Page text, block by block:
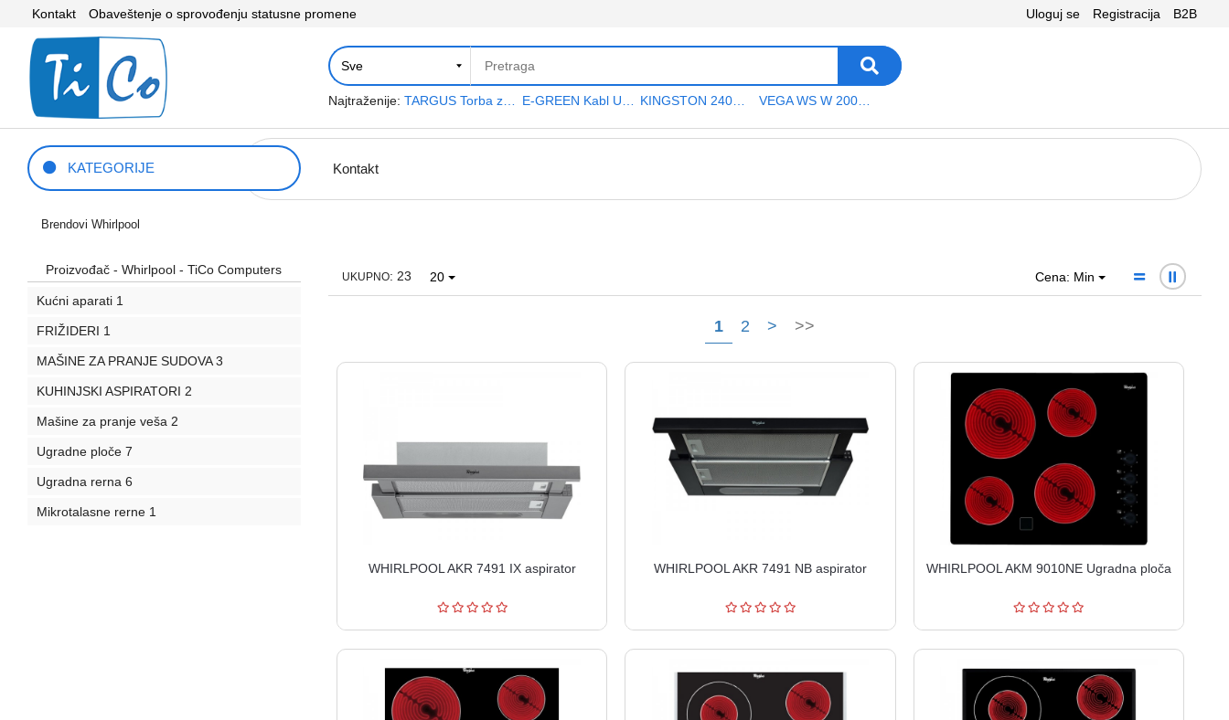
Kontakt Obaveštenje o sprovođenju statusne promene Uloguj se Registracija B2B
Najtraženije: TARGUS Torba za notebook 15.6" TAR300 VEGA WS W 200 platno
KATEGORIJE Kontakt
Brendovi Whirlpool
Proizvođač - Whirlpool - TiCo Computers
Kućni aparati 1
FRIŽIDERI 1
MAŠINE ZA PRANJE SUDOVA 3
KUHINJSKI ASPIRATORI 2
Mašine za pranje veša 2
Ugradne ploče 7
Ugradna rerna 6
Mikrotalasne rerne 1
UKUPNO: 23 20 Cena: Min
1 2 > >>
WHIRLPOOL AKR 7491 IX aspirator WHIRLPOOL AKR 7491 NB aspirator WHIRLPOOL AKM 9010NE Ugradna ploča